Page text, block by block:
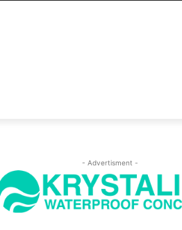
- Advertisment -